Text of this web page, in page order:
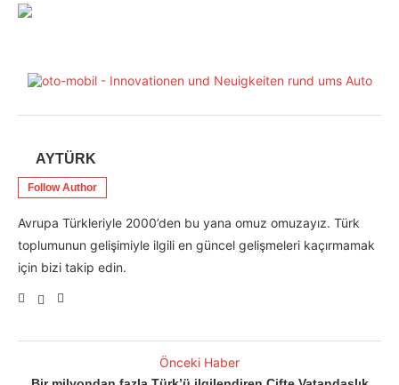
AYTÜRK
Follow Author
Avrupa Türkleriyle 2000’den bu yana omuz omuzayız. Türk
toplumunun gelişimiyle ilgili en güncel gelişmeleri kaçırmamak
için bizi takip edin.
Önceki Haber